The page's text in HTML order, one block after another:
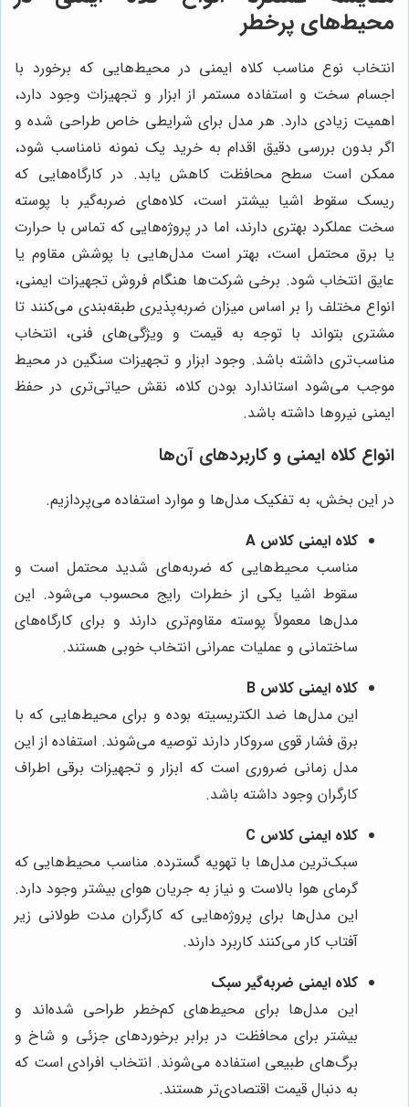
محیط‌های پرخطر
انتخاب نوع مناسب کلاه ایمنی در محیط‌هایی که برخورد با
اجسام سخت و استفاده مستمر از ابزار و تجهیزات وجود دارد،
اهمیت زیادی دارد. هر مدل برای شرایطی خاص طراحی شده و
اگر بدون بررسی دقیق اقدام به خرید یک نمونه نامناسب شود،
ممکن است سطح محافظت کاهش یابد. در کارگاه‌هایی که
ریسک سقوط اشیا بیشتر است، کلاه‌های ضربه‌گیر با پوسته
سخت عملکرد بهتری دارند، اما در پروژه‌هایی که تماس با حرارت
یا برق محتمل است، بهتر است مدل‌هایی با پوشش مقاوم یا
عایق انتخاب شود. برخی شرکت‌ها هنگام فروش تجهیزات ایمنی،
انواع مختلف را بر اساس میزان ضربه‌پذیری طبقه‌بندی می‌کنند تا
مشتری بتواند با توجه به قیمت و ویژگی‌های فنی، انتخاب
مناسب‌تری داشته باشد. وجود ابزار و تجهیزات سنگین در محیط
موجب می‌شود استاندارد بودن کلاه، نقش حیاتی‌تری در حفظ
ایمنی نیروها داشته باشد.
انواع کلاه ایمنی و کاربردهای آن‌ها
در این بخش، به تفکیک مدل‌ها و موارد استفاده می‌پردازیم.
کلاه ایمنی کلاس A
مناسب محیط‌هایی که ضربه‌های شدید محتمل است و
سقوط اشیا یکی از خطرات رایج محسوب می‌شود. این
مدل‌ها معمولاً پوسته مقاوم‌تری دارند و برای کارگاه‌های
ساختمانی و عملیات عمرانی انتخاب خوبی هستند.
کلاه ایمنی کلاس B
این مدل‌ها ضد الکتریسیته بوده و برای محیط‌هایی که با
برق فشار قوی سروکار دارند توصیه می‌شوند. استفاده از این
مدل زمانی ضروری است که ابزار و تجهیزات برقی اطراف
کارگران وجود داشته باشد.
کلاه ایمنی کلاس C
سبک‌ترین مدل‌ها با تهویه گسترده. مناسب محیط‌هایی که
گرمای هوا بالاست و نیاز به جریان هوای بیشتر وجود دارد.
این مدل‌ها برای پروژه‌هایی که کارگران مدت طولانی زیر
آفتاب کار می‌کنند کاربرد دارند.
کلاه ایمنی ضربه‌گیر سبک
این مدل‌ها برای محیط‌های کم‌خطر طراحی شده‌اند و
بیشتر برای محافظت در برابر برخوردهای جزئی و شاخ و
برگ‌های طبیعی استفاده می‌شوند. انتخاب افرادی است که
به دنبال قیمت اقتصادی‌تر هستند.